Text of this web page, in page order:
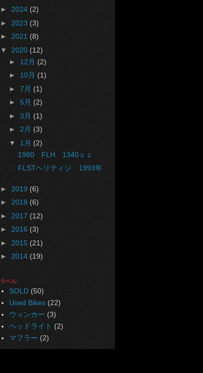
► 2024 (2)
► 2023 (3)
► 2021 (8)
▼ 2020 (12)
► 12月 (2)
► 10月 (1)
► 7月 (1)
► 5月 (2)
► 3月 (1)
► 2月 (3)
▼ 1月 (2)
1980 FLH 1340ｃｃ
FLSTヘリティジ 1993年
► 2019 (6)
► 2018 (6)
► 2017 (12)
► 2016 (3)
► 2015 (21)
► 2014 (19)
ラベル
SOLD (50)
Used Bikes (22)
ウィンカー (3)
ヘッドライト (2)
マフラー (2)